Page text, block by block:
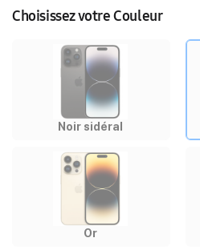
Choisissez votre Couleur
Noir sidéral
Or